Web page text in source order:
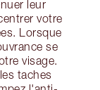
leur
votre
Lorsque
se
visage.
taches